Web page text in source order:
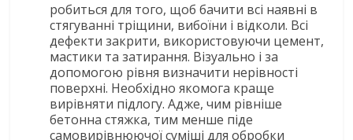
робиться для того, щоб бачити всі наявні в
стягуванні тріщини, вибоїни і відколи. Всі
дефекти закрити, використовуючи цемент,
мастики та затирання. Візуально і за
допомогою рівня визначити нерівності
поверхні. Необхідно якомога краще
вирівняти підлогу. Адже, чим рівніше
бетонна стяжка, тим менше піде
самовирівнюючої суміші для обробки